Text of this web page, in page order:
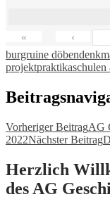
« ‹
burgruine döben
projektpraktikaschulen
Vorheriger BeitragAG
2022Nächster Beitrag
Herzlich
des AG